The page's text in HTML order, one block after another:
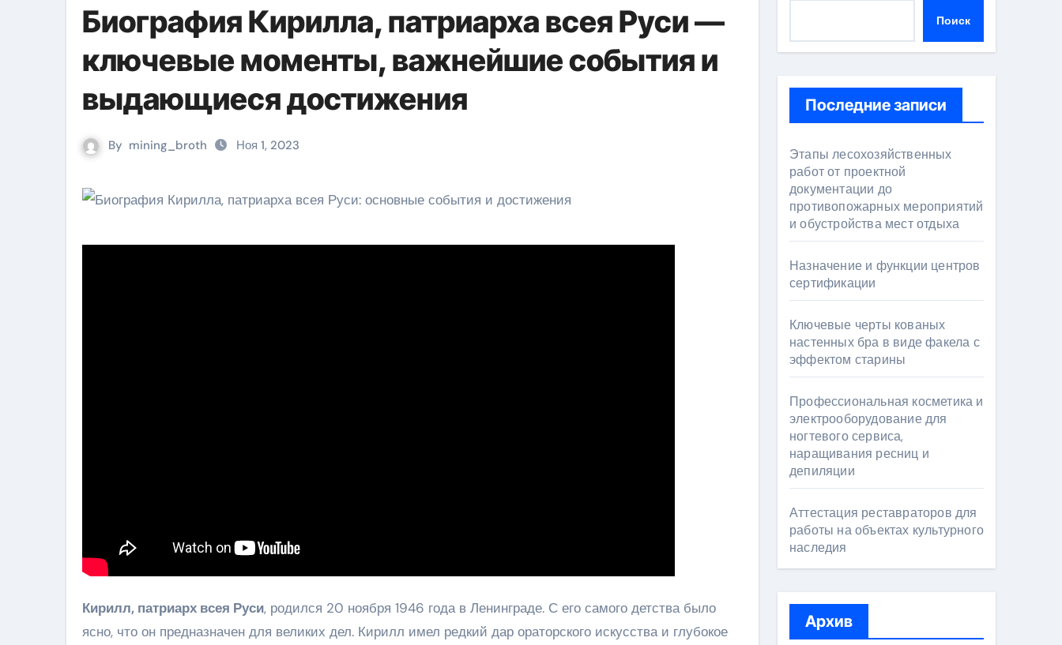
Биография Кирилла, патриарха всея Руси —
ключевые моменты, важнейшие события и
выдающиеся достижения
By mining_broth Ноя 1, 2023
Кирилл, патриарх всея Руси, родился 20 ноября 1946 года в Ленинграде. С его самого детства было
ясно, что он предназначен для великих дел. Кирилл имел редкий дар ораторского искусства и глубокое
Поиск
Последние записи
Этапы лесохозяйственных
работ от проектной
документации до
противопожарных мероприятий
и обустройства мест отдыха
Назначение и функции центров
сертификации
Ключевые черты кованых
настенных бра в виде факела с
эффектом старины
Профессиональная косметика и
электрооборудование для
ногтевого сервиса,
наращивания ресниц и
депиляции
Аттестация реставраторов для
работы на объектах культурного
наследия
Архив